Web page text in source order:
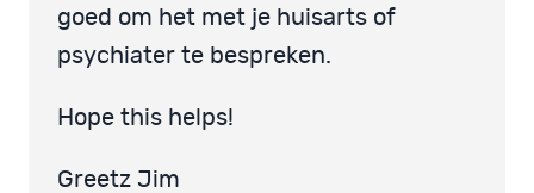
goed om het met je huisarts of
psychiater te bespreken.
Hope this helps!
Greetz Jim